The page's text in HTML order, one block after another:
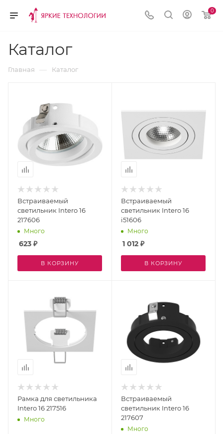
0
Каталог
Главная — Каталог
Встраиваемый
светильник Intero 16
217606
Много
623 ₽
В КОРЗИНУ
Встраиваемый
светильник Intero 16
i51606
Много
1 012 ₽
В КОРЗИНУ
Рамка для светильника
Intero 16 217516
Много
Встраиваемый
светильник Intero 16
217607
Много